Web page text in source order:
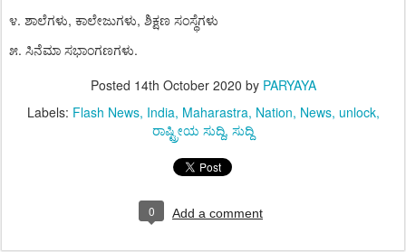
೪. ಶಾಲೆಗಳು, ಕಾಲೇಜುಗಳು, ಶಿಕ್ಷಣ ಸಂಸ್ಥೆಗಳು
೫. ಸಿನೆಮಾ ಸಭಾಂಗಣಗಳು.
Posted 14th October 2020 by PARYAYA
Labels: Flash News India Maharastra Nation News unlock
ರಾಷ್ಟ್ರೀಯ ಸುದ್ದಿ ಸುದ್ದಿ
0 Add a comment